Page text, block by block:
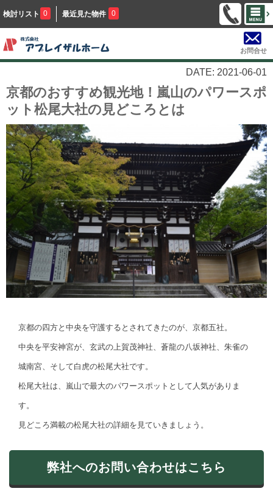
検討リスト 0 最近見た物件 0
お問合せ
DATE: 2021-06-01
京都のおすすめ観光地！嵐山のパワースポ
ット松尾大社の見どころとは
京都の四方と中央を守護するとされてきたのが、京都五社。
中央を平安神宮が、玄武の上賀茂神社、蒼龍の八坂神社、朱雀の
城南宮、そして白虎の松尾大社です。
松尾大社は、嵐山で最大のパワースポットとして人気がありま
す。
見どころ満載の松尾大社の詳細を見ていきましょう。
弊社へのお問い合わせはこちら